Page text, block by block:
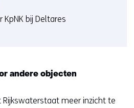
bij Deltares
andere objecten
meer inzicht te